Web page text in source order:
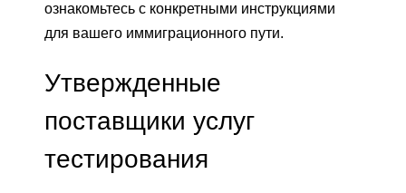
ознакомьтесь с конкретными инструкциями
для вашего иммиграционного пути.
Утвержденные
поставщики услуг
тестирования